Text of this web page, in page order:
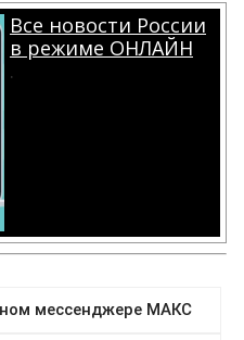
Все новости России
в режиме ОНЛАЙН
.